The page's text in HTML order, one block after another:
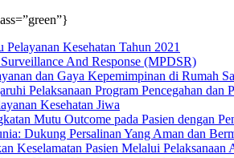
Kesehatan Tahun 2021
And Response (MPDSR)
dan Gaya Kepemimpinan di Rumah
Pelaksanaan Program Pencegahan dan
Kesehatan Jiwa
Mutu Outcome pada Pasien dengan
Dukung Persalinan Yang Aman dan
Keselamatan Pasien Melalui